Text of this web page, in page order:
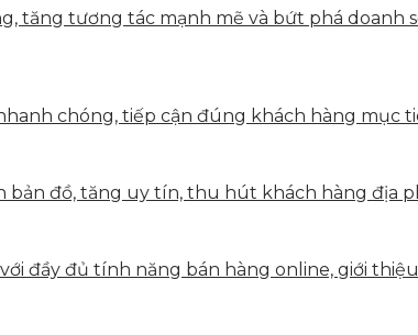
tăng tương tác mạnh mẽ và bứt phá doanh
chóng, tiếp cận đúng khách hàng mục
đồ, tăng uy tín, thu hút khách hàng địa
đầy đủ tính năng bán hàng online, giới